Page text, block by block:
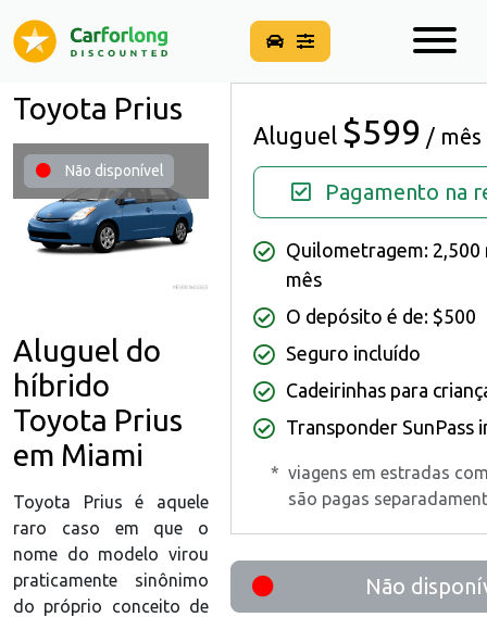
Toyota Prius
Não disponível
Aluguel $599 / mês
Pagamento na
Quilometragem: 2,500
mês
O depósito é de: $500
Seguro incluído
Cadeirinhas para
Transponder SunPass
* viagens em estradas
são pagas
Não
Aluguel do
híbrido
Toyota Prius
em Miami
Toyota Prius é aquele
raro caso em que o
nome do modelo virou
praticamente sinônimo
do próprio conceito de